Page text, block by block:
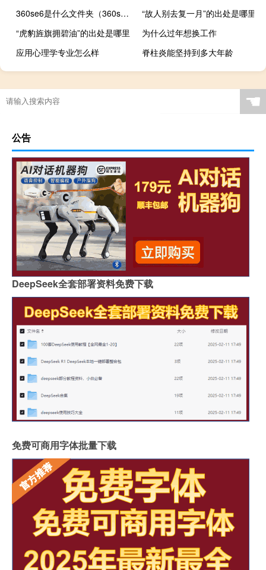
360se6是什么文件夹（360se6这个文件夹可以删除吗 我不用360安全浏览器 电脑上原）
“故人别去复一月”的出处是哪里
“虎豹旌旗拥碧油”的出处是哪里
为什么过年想换工作
应用心理学专业怎么样
脊柱炎能坚持到多大年龄
☚
公告
DeepSeek全套部署资料免费下载
免费可商用字体批量下载